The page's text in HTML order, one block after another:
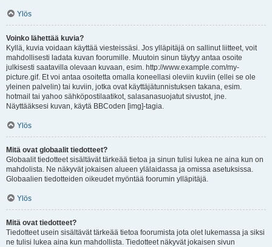
Ylös
Voinko lähettää kuvia?
Kyllä, kuvia voidaan käyttää viesteissäsi. Jos ylläpitäjä on sallinut liitteet, voit
mahdollisesti ladata kuvan foorumille. Muutoin sinun täytyy antaa osoite
julkisesti saatavilla olevaan kuvaan, esim. http://www.example.com/my-
picture.gif. Et voi antaa osoitetta omalla koneellasi oleviin kuviin (ellei se ole
yleinen palvelin) tai kuviin, jotka ovat käyttäjätunnistuksen takana, esim.
hotmail tai yahoo sähköpostilaatikot, salasanasuojatut sivustot, jne.
Näyttääksesi kuvan, käytä BBCoden [img]-tagia.
Ylös
Mitä ovat globaalit tiedotteet?
Globaalit tiedotteet sisältävät tärkeää tietoa ja sinun tulisi lukea ne aina kun on
mahdolista. Ne näkyvät jokaisen alueen ylälaidassa ja omissa asetuksissa.
Globaalien tiedotteiden oikeudet myöntää foorumin ylläpitäjä.
Ylös
Mitä ovat tiedotteet?
Tiedotteet usein sisältävät tärkeää tietoa foorumista jota olet lukemassa ja siksi
ne tulisi lukea aina kun mahdollista. Tiedotteet näkyvät jokaisen sivun